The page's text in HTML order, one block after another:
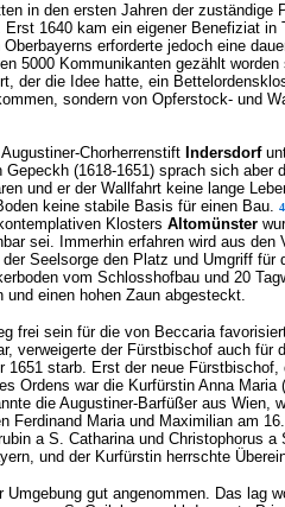
in den ersten Jahren der zuständige
1640 kam ein eigener Benefiziat
erforderte jedoch eine
5000 Kommunikanten gezählt
der die Idee hatte, ein
sondern von Opferstock- und
Chorherrenstift Indersdorf
(1618-1651) sprach sich
und er der Wallfahrt keine lange
keine stabile Basis für einen Bau.
Klosters Altomünster
sei. Immerhin erfahren wird aus
Seelsorge den Platz und Umgriff
vom Schlosshofbau und 20
und einen hohen Zaun abgesteckt.
frei sein für die von Beccaria
verweigerte der Fürstbischof auch
1651 starb. Erst der neue
Ordens war die Kurfürstin Anna
die Augustiner-Barfüßer aus
Ferdinand Maria und Maximilian am
a S. Catharina und Christophorus
und der Kurfürstin herrschte
Umgebung gut angenommen. Das lag